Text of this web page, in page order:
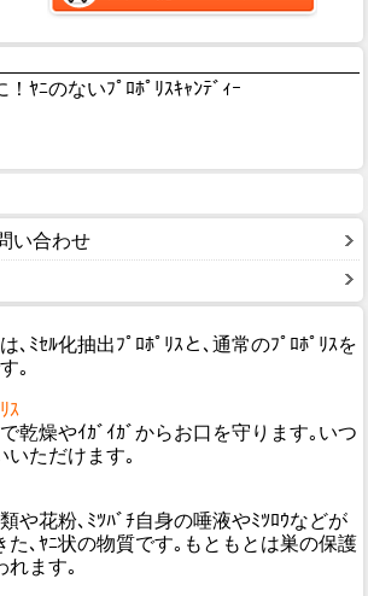
ﾔﾆのないﾌﾟﾛﾎﾟﾘｽｷｬﾝﾃﾞｨｰ
い合わせ
は､ﾐｾﾙ化抽出ﾌﾟﾛﾎﾟﾘｽと､通常のﾌﾟﾛﾎﾟﾘｽを
｡
ｽ
乾燥やｲｶﾞｲｶﾞからお口を守ります｡いつ
いただけます｡
や花粉､ﾐﾂﾊﾞﾁ自身の唾液やﾐﾂﾛｳなどが
た､ﾔﾆ状の物質です｡もともとは巣の保護
れます｡